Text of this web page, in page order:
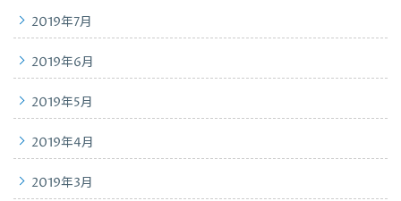
2019年7月
2019年6月
2019年5月
2019年4月
2019年3月